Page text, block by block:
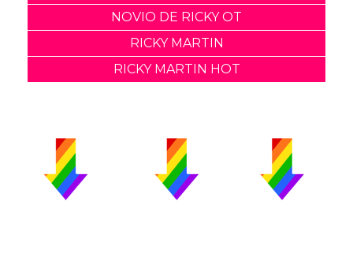
NOVIO DE RICKY OT
RICKY MARTIN
RICKY MARTIN HOT